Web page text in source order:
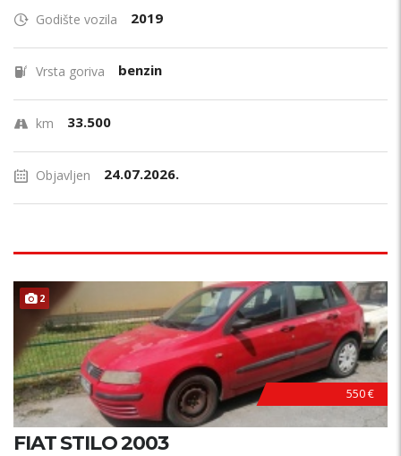
Godište vozila 2019
Vrsta goriva benzin
km 33.500
Objavljen 24.07.2026.
2
550 €
FIAT STILO 2003